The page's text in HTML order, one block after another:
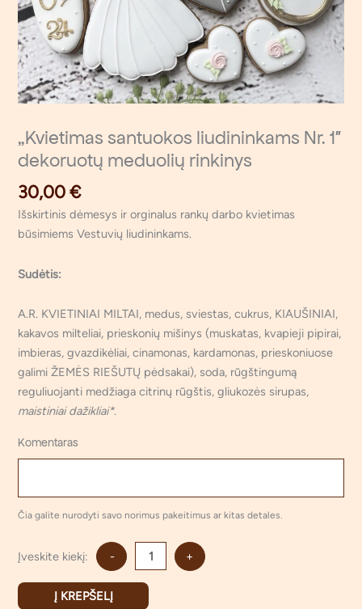
„Kvietimas santuokos liudininkams Nr. 1″
dekoruotų meduolių rinkinys
30,00€
Išskirtinis dėmesys ir orginalus rankų darbo kvietimas
būsimiems Vestuvių liudininkams.
Sudėtis:
A.R. KVIETINIAI MILTAI, medus, sviestas, cukrus, KIAUŠINIAI,
kakavos milteliai, prieskonių mišinys (muskatas, kvapieji pipirai,
imbieras, gvazdikėliai, cinamonas, kardamonas, prieskoniuose
galimi ŽEMĖS RIEŠUTŲ pėdsakai), soda, rūgštingumą
reguliuojanti medžiaga citrinų rūgštis, gliukozės sirupas,
maistiniai dažikliai*.
Komentaras
Čia galite nurodyti savo norimus pakeitimus ar kitas detales.
-
Įveskite kiekį: +
Į KREPŠELĮ